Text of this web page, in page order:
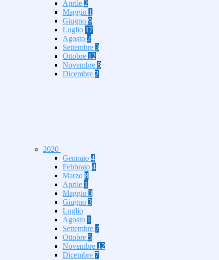
Aprile 2
Maggio 1
Giugno 9
Luglio 17
Agosto 2
Settembre 3
Ottobre 12
Novembre 8
Dicembre 2
2020
Gennaio 4
Febbraio 4
Marzo 8
Aprile 1
Maggio 3
Giugno 3
Luglio
Agosto 1
Settembre 7
Ottobre 5
Novembre 12
Dicembre 7